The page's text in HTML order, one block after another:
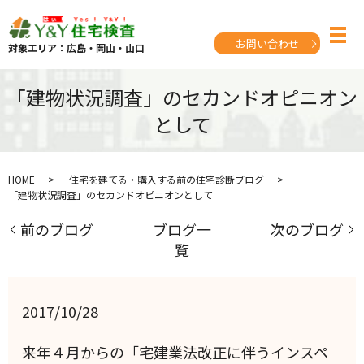
対象エリア：広島・岡山・山口 お問い合わせ
「建物状況調査」のセカンドオピニオン
として
HOME
住宅を建てる・購入する前の住宅診断ブログ
「建物状況調査」のセカンドオピニオンとして
前のブログ
ブログ一
覧
次のブログ
2017/10/28
来年４月からの「宅建業法改正に伴うインスペ